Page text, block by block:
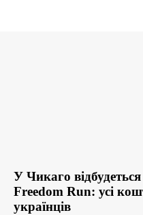
У Чикаго
Freedom Run: усі
українців